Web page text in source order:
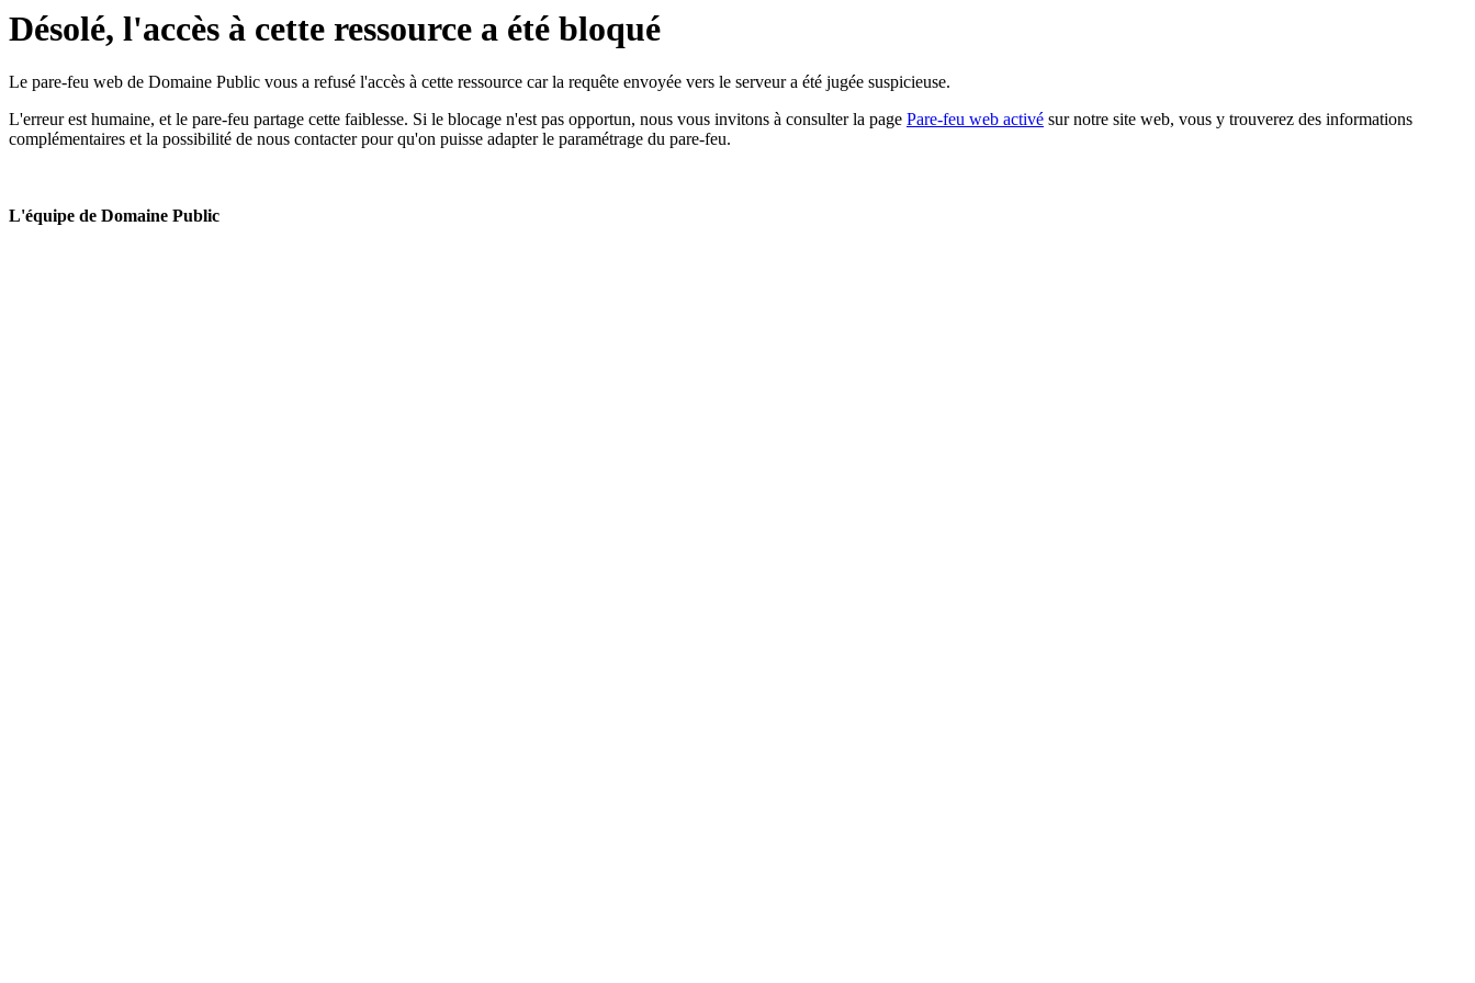
Désolé, l'accès à cette ressource a été bloqué
Le pare-feu web de Domaine Public vous a refusé l'accès à cette ressource car la requête envoyée vers le serveur a été jugée suspicieuse.
L'erreur est humaine, et le pare-feu partage cette faiblesse. Si le blocage n'est pas opportun, nous vous invitons à consulter la page Pare-feu web activé sur notre site web, vous y trouverez des informations
complémentaires et la possibilité de nous contacter pour qu'on puisse adapter le paramétrage du pare-feu.
L'équipe de Domaine Public